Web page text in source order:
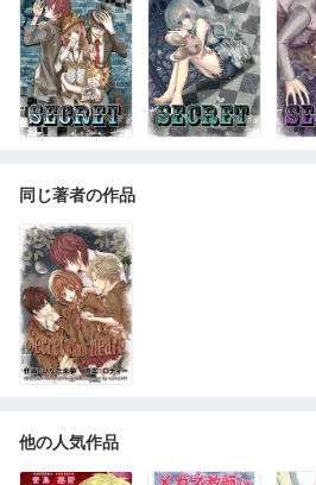
同じ著者の作品
他の人気作品